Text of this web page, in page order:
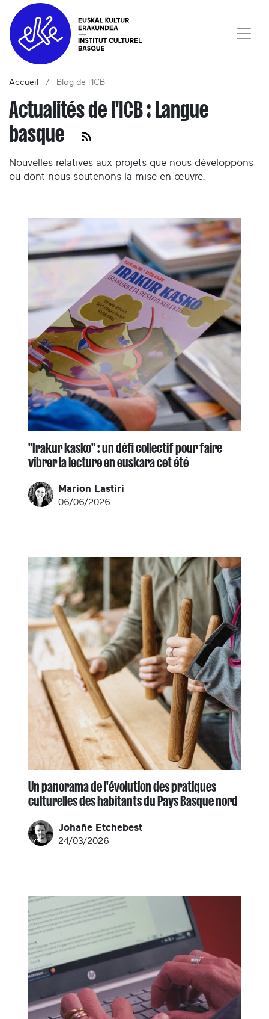
Accueil Blog de l'ICB
Actualités de l'ICB : Langue
basque
Nouvelles relatives aux projets que nous développons
ou dont nous soutenons la mise en œuvre.
"Irakur kasko" : un défi collectif pour faire
vibrer la lecture en euskara cet été
Marion Lastiri
06/06/2026
Un panorama de l'évolution des pratiques
culturelles des habitants du Pays Basque nord
Johañe Etchebest
24/03/2026